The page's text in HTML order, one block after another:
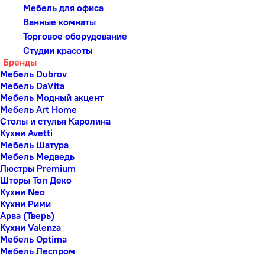
Мебель для офиса
Ванные комнаты
Торговое оборудование
Студии красоты
Бренды
Мебель Dubrov
Мебель DaVita
Мебель Модный акцент
Мебель Art Home
Столы и стулья Каролина
Кухни Avetti
Мебель Шатура
Мебель Медведь
Люстры Premium
Шторы Топ Деко
Кухни Neo
Кухни Рими
Арва (Тверь)
Кухни Valenza
Мебель Optima
Мебель Леспром